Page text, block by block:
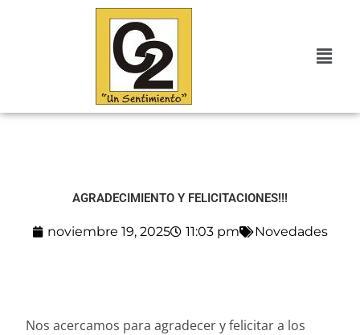
Menú
AGRADECIMIENTO Y FELICITACIONES!!!
noviembre 19, 2025 11:03 pm Novedades
Nos acercamos para agradecer y felicitar a los